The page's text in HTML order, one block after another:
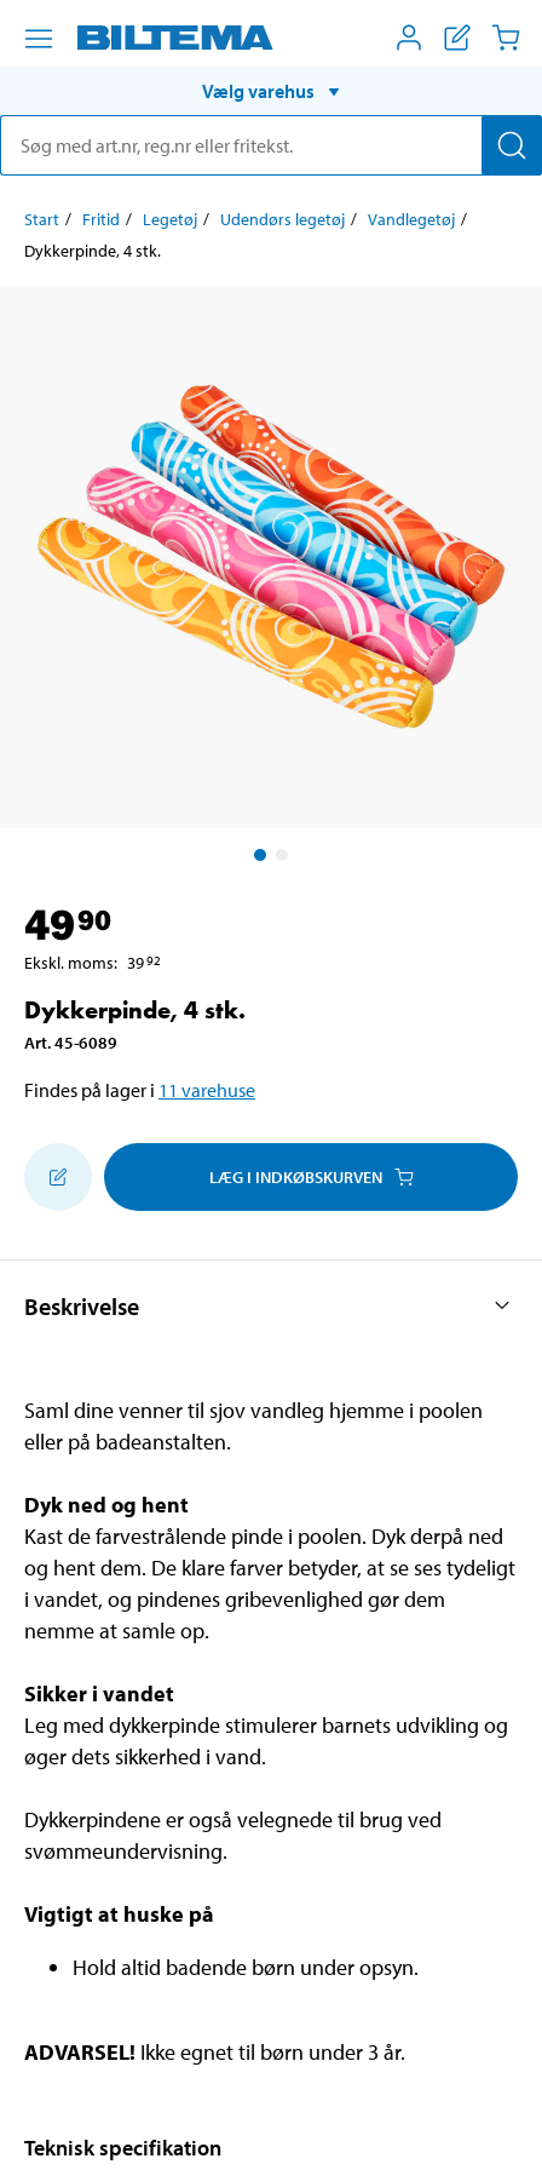
Vælg varehus
Start Fritid Legetøj Udendørs legetøj
Vandlegetøj
Dykkerpinde, 4 stk.
4990
Ekskl. moms: 3992
Dykkerpinde, 4 stk.
Art.45-6089
Findes på lager i 11 varehuse
LÆG I INDKØBSKURVEN
Beskrivelse
Saml dine venner til sjov vandleg hjemme i poolen
eller på badeanstalten.
Dyk ned og hent
Kast de farvestrålende pinde i poolen. Dyk derpå ned
og hent dem. De klare farver betyder, at se ses tydeligt
i vandet, og pindenes gribevenlighed gør dem
nemme at samle op.
Sikker i vandet
Leg med dykkerpinde stimulerer barnets udvikling og
øger dets sikkerhed i vand.
Dykkerpindene er også velegnede til brug ved
svømmeundervisning.
Vigtigt at huske på
Hold altid badende børn under opsyn.
ADVARSEL! Ikke egnet til børn under 3 år.
Teknisk specifikation